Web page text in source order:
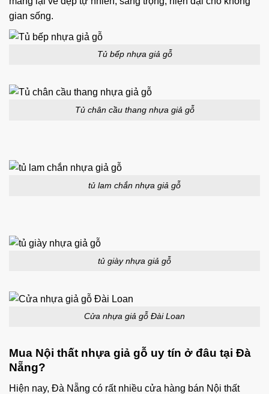
gian sống.
Tủ bếp nhựa giả gỗ
Tủ chân cầu thang nhựa giả gỗ
tủ lam chắn nhựa giả gỗ
tủ giày nhựa giả gỗ
Cửa nhựa giả gỗ Đài Loan
Mua Nội thất nhựa giả gỗ uy tín ở đâu tại Đà
Nẵng?
Hiện nay, Đà Nẵng có rất nhiều cửa hàng bán Nội thất